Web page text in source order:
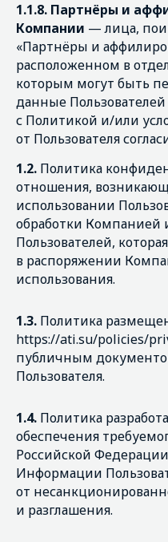
1.1.8. Партнёры и
Компании — лица,
«Партнёры и
расположенном в
которым могут быть
данные Пользователей
с Политикой и/или
от Пользователя
1.2. Политика
отношения,
использовании
обработки
Пользователей,
в распоряжении
использования.
1.3. Политика
https://ati.su/policies/
публичным
Пользователя.
1.4. Политика
обеспечения
Российской
Информации
от
и разглашения.